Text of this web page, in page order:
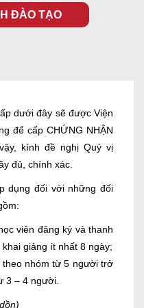
ĐÀO TẠO
dưới đây sẽ được Viện
để cấp CHỨNG NHẬN
kính đề nghị Quý vị
đủ, chính xác.
dụng đối với những đối
viên đăng ký và thanh
giảng ít nhất 8 ngày;
nhóm từ 5 người trở
3 – 4 người.